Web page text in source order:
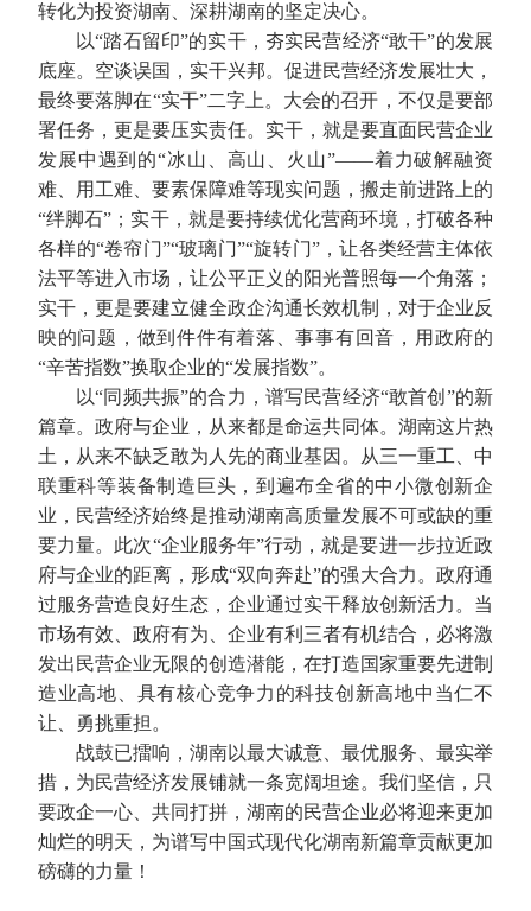
转化为投资湖南、深耕湖南的坚定决心。
以“踏石留印”的实干，夯实民营经济“敢干”的发展
底座。空谈误国，实干兴邦。促进民营经济发展壮大，
最终要落脚在“实干”二字上。大会的召开，不仅是要部
署任务，更是要压实责任。实干，就是要直面民营企业
发展中遇到的“冰山、高山、火山”——着力破解融资
难、用工难、要素保障难等现实问题，搬走前进路上的
“绊脚石”；实干，就是要持续优化营商环境，打破各种
各样的“卷帘门”“玻璃门”“旋转门”，让各类经营主体依
法平等进入市场，让公平正义的阳光普照每一个角落；
实干，更是要建立健全政企沟通长效机制，对于企业反
映的问题，做到件件有着落、事事有回音，用政府的
“辛苦指数”换取企业的“发展指数”。
以“同频共振”的合力，谱写民营经济“敢首创”的新
篇章。政府与企业，从来都是命运共同体。湖南这片热
土，从来不缺乏敢为人先的商业基因。从三一重工、中
联重科等装备制造巨头，到遍布全省的中小微创新企
业，民营经济始终是推动湖南高质量发展不可或缺的重
要力量。此次“企业服务年”行动，就是要进一步拉近政
府与企业的距离，形成“双向奔赴”的强大合力。政府通
过服务营造良好生态，企业通过实干释放创新活力。当
市场有效、政府有为、企业有利三者有机结合，必将激
发出民营企业无限的创造潜能，在打造国家重要先进制
造业高地、具有核心竞争力的科技创新高地中当仁不
让、勇挑重担。
战鼓已擂响，湖南以最大诚意、最优服务、最实举
措，为民营经济发展铺就一条宽阔坦途。我们坚信，只
要政企一心、共同打拼，湖南的民营企业必将迎来更加
灿烂的明天，为谱写中国式现代化湖南新篇章贡献更加
磅礴的力量！